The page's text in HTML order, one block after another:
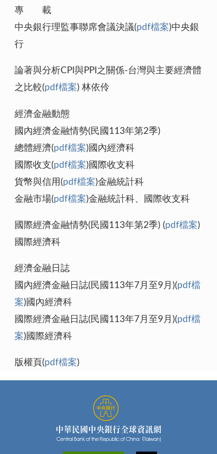
專 載
中央銀行理監事聯席會議決議(pdf檔案)中央銀
行
論著與分析CPI與PPI之關係-台灣與主要經濟體
之比較(pdf檔案) 林依伶
經濟金融動態
國內經濟金融情勢(民國113年第2季)
總體經濟(pdf檔案)國內經濟科
國際收支(pdf檔案)國際收支科
貨幣與信用(pdf檔案)金融統計科
金融市場(pdf檔案)金融統計科、國際收支科
國際經濟金融情勢(民國113年第2季) (pdf檔案)
國際經濟科
經濟金融日誌
國內經濟金融日誌(民國113年7月至9月)(pdf檔
案)國內經濟科
國際經濟金融日誌(民國113年7月至9月)(pdf檔
案)國際經濟科
版權頁(pdf檔案)